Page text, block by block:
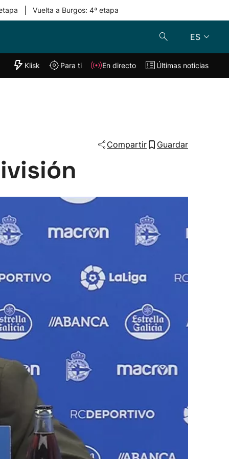
Vuelta a Burgos: 4ª etapa
ES
"Helmuga"
Klisk En directo
Klisk Para ti En directo Últimas noticias
Compartir Guardar